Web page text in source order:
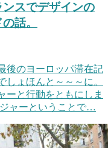
スでデザインの
話。
後のヨーロッパ滞在記
しょほんと～～～に。
ーと行動をともにしま
ャーということで…